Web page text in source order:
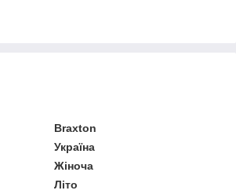
Braxton
Україна
Жіноча
Літо